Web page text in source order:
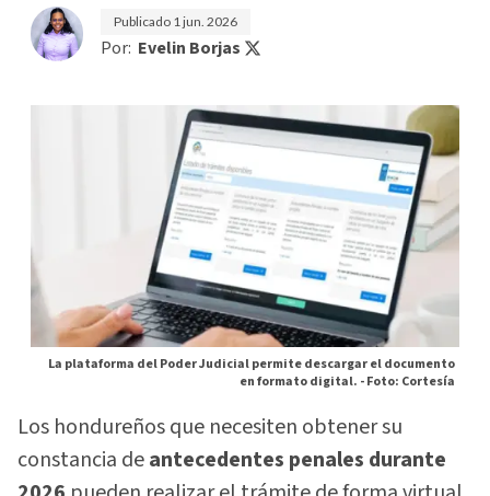
Publicado 1 jun. 2026
Por: Evelin Borjas
La plataforma del Poder Judicial permite descargar el documento
en formato digital. -Foto: Cortesía
Los hondureños que necesiten obtener su
constancia deantecedentes penales durante